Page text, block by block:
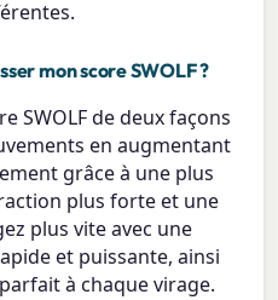
mon score SWOLF ?
SWOLF de deux façons
en augmentant
grâce à une plus
plus forte et une
plus vite avec une
et puissante, ainsi
à chaque virage.